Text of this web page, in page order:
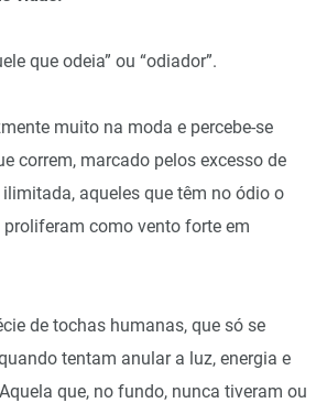
que odeia” ou “odiador”.
muito na moda e percebe-se
correm, marcado pelos excesso de
aqueles que têm no ódio o
como vento forte em
de tochas humanas, que só se
tentam anular a luz, energia e
que, no fundo, nunca tiveram ou